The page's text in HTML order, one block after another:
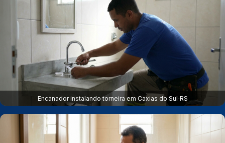
Encanador instalando torneira em Caxias do Sul‑RS